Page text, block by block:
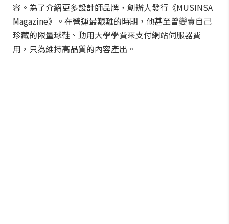
容。為了介紹更多設計師品牌，創辦人發行《MUSINSA
Magazine》。在營運最艱難的時期，他甚至曾變賣自己
珍藏的限量球鞋、動用大學學費來支付網站伺服器費
用，只為維持高品質的內容產出。